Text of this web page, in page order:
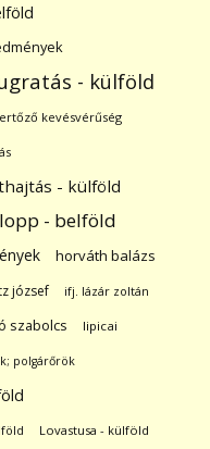
- külföld
kevésvérűség
- külföld
- belföld
horváth balázs
józsef ifj. lázár zoltán
szabolcs lipicai
polgárőrök
Lovastusa - külföld